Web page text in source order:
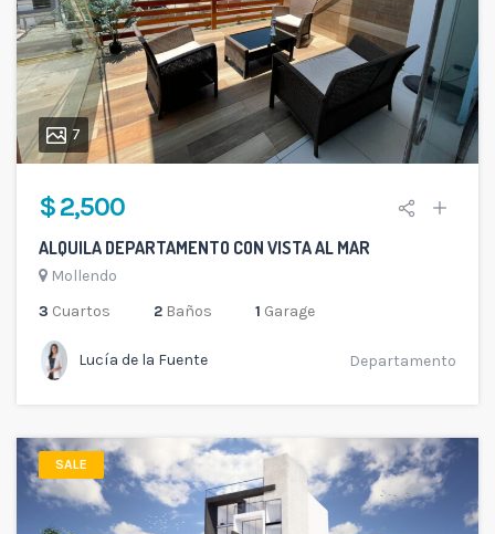
7
$ 2,500
ALQUILA DEPARTAMENTO CON VISTA AL MAR
Mollendo
3 Cuartos 2 Baños 1 Garage
Lucía de la Fuente Departamento
SALE